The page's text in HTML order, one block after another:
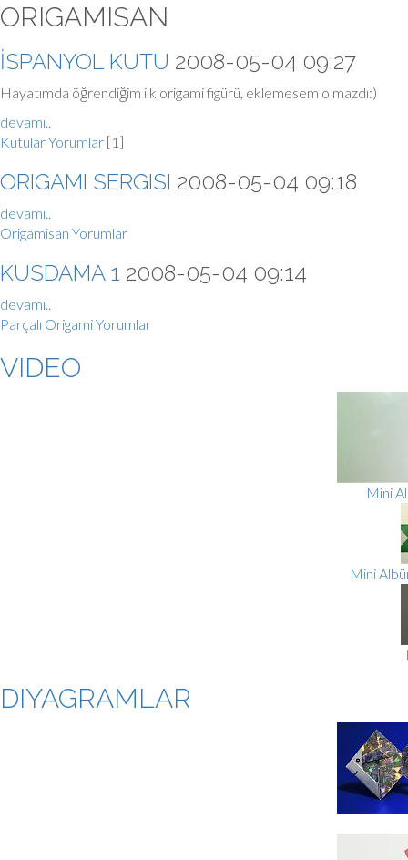
ORIGAMISAN
İSPANYOL KUTU 2008-05-04 09:27
Hayatımda öğrendiğim ilk origami figürü, eklemesem olmazdı:)
devamı..
KutularYorumlar [1]
ORIGAMI SERGISI 2008-05-04 09:18
devamı..
Origamisan Yorumlar
KUSDAMA 1 2008-05-04 09:14
devamı..
Parçalı OrigamiYorumlar
VIDEO
Mini
Mini
DIYAGRAMLAR